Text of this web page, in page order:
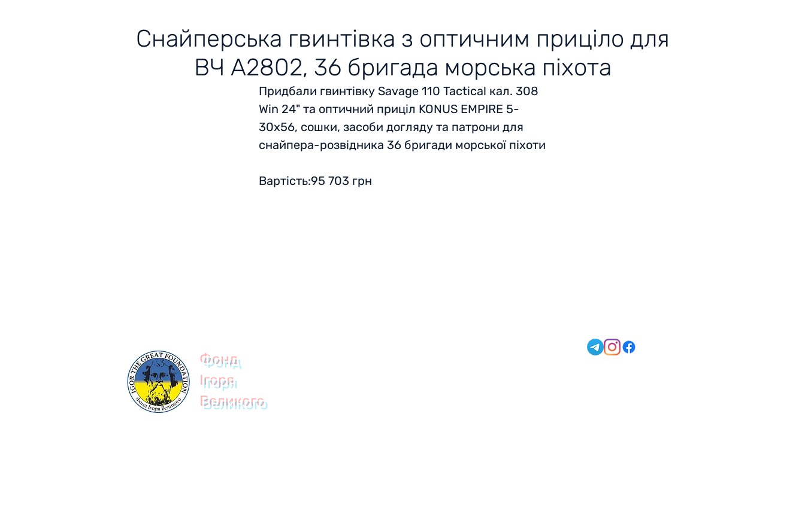
Снайперська гвинтівка з оптичним приціло для
ВЧ А2802, 36 бригада морська піхота
Придбали гвинтівку Savage 110 Tactical кал. 308
Win 24" та оптичний приціл KONUS EMPIRE 5-
30x56, сошки, засоби догляду та патрони для
снайпера-розвідника 36 бригади морської піхоти
Вартість:95 703 грн
Фонд
Ігоря
Великого